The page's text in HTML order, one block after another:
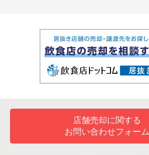
店舗売却に関する
お問い合わせフォーム